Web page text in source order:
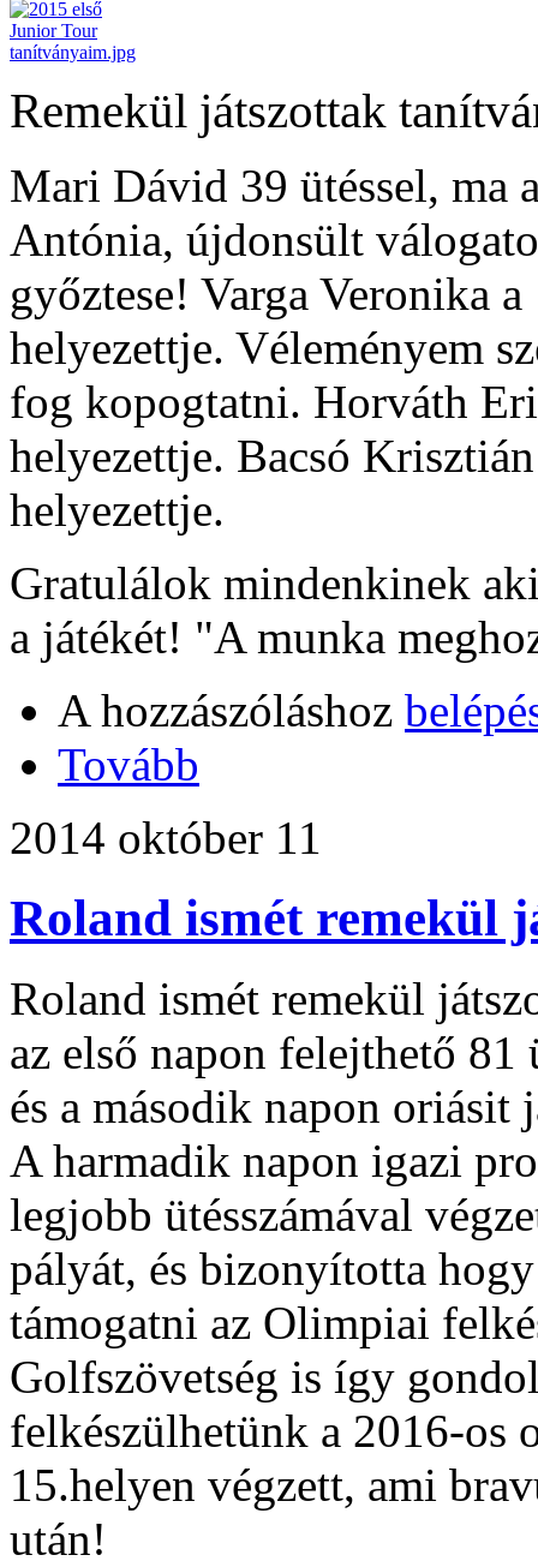
Remekül játszottak
Mari Dávid 39 ütéssel, ma
Antónia, újdonsült
győztese! Varga Veronika
helyezettje. Véleményem
fog kopogtatni. Horváth
helyezettje. Bacsó
helyezettje.
Gratulálok mindenkinek
a játékét! "A munka
A hozzászóláshoz
Tovább
2014 október 11
Roland ismét remekül
Roland ismét remekül
az első napon felejthető 81
és a második napon
A harmadik napon igazi
legjobb ütésszámával
pályát, és bizonyította
támogatni az Olimpiai
Golfszövetség is így
felkészülhetünk a 2016-os
15.helyen végzett, ami
után!